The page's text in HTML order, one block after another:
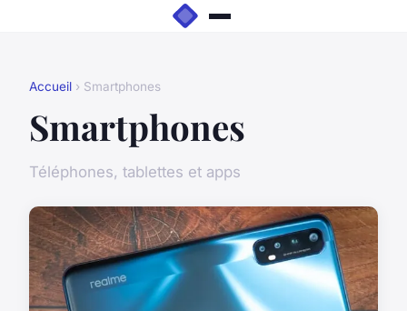
Accueil › Smartphones
Smartphones
Téléphones, tablettes et apps